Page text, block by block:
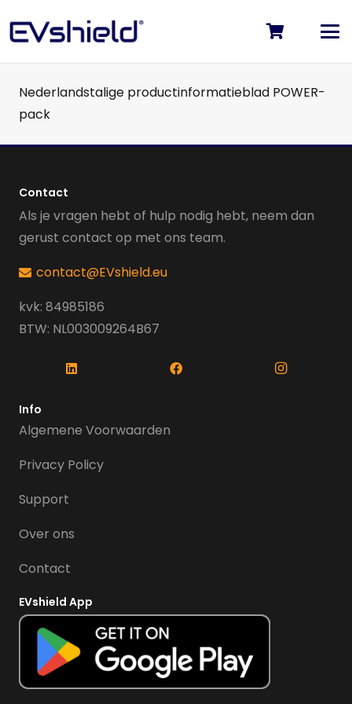
Nederlandstalige productinformatieblad POWER-
pack
Contact
Als je vragen hebt of hulp nodig hebt, neem dan
gerust contact op met ons team.
contact@EVshield.eu
kvk: 84985186
BTW: NL003009264B67
Info
Algemene Voorwaarden
Privacy Policy
Support
Over ons
Contact
EVshield App